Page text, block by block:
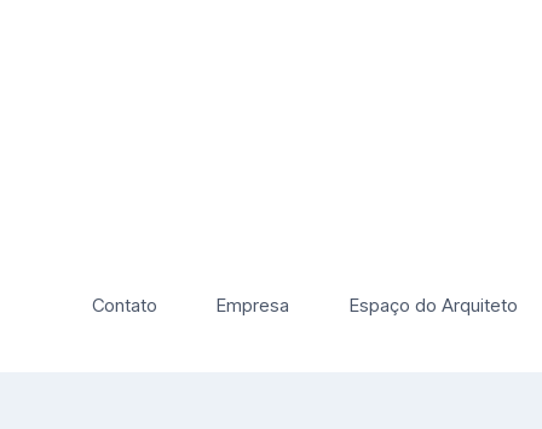
Contato Empresa Espaço do Arquiteto